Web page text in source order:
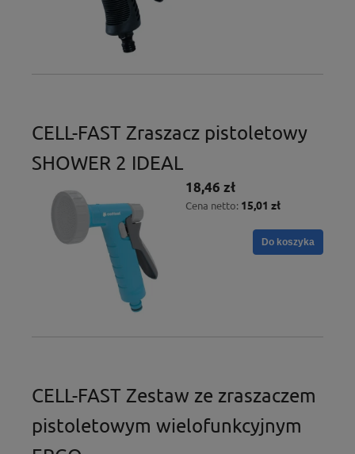
CELL-FAST Zraszacz pistoletowy
SHOWER 2 IDEAL
18,46 zł
Cena netto: 15,01 zł
Do koszyka
CELL-FAST Zestaw ze zraszaczem
pistoletowym wielofunkcyjnym